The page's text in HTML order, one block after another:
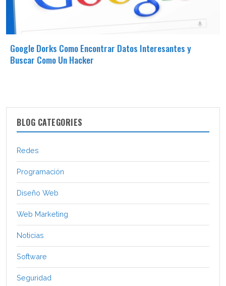
Google Dorks Como Encontrar Datos Interesantes y
Buscar Como Un Hacker
BLOG CATEGORIES
Redes
Programación
Diseño Web
Web Marketing
Noticias
Software
Seguridad